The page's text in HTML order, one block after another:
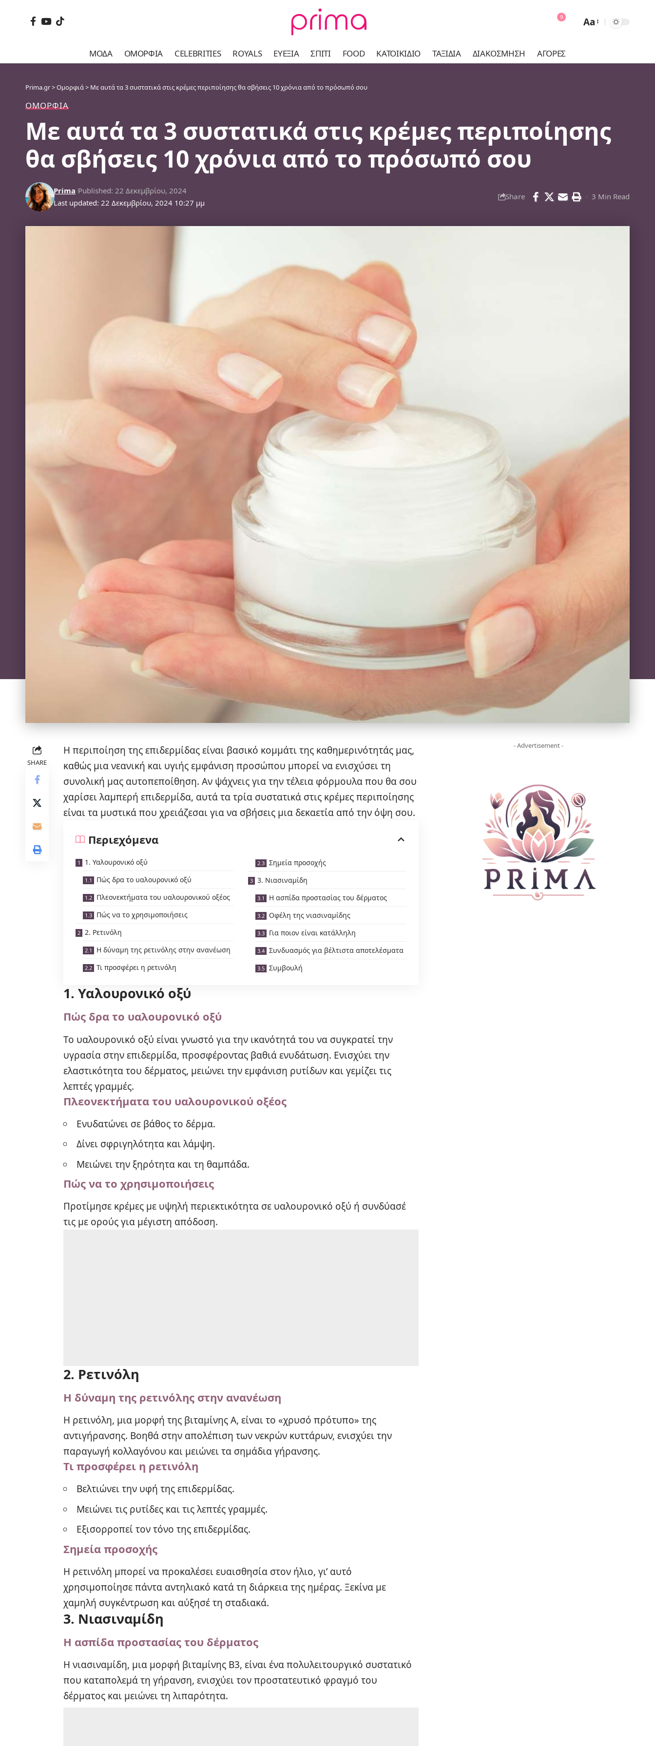
9
Font
Aa
ΜΌΔΑ ΟΜΟΡΦΙΆ CELEBRITIES ROYALS ΕΥΕΞΊΑ ΣΠΊΤΙ FOOD ΚΑΤΟΙΚΊΔΙΟ ΤΑΞΊΔΙΑ ΔΙΑΚΌΣΜΗΣΗ ΑΓΟΡΈΣ
Prima.gr>Ομορφιά> Με αυτά τα 3 συστατικά στις κρέμες περιποίησης θα σβήσεις 10 χρόνια από το πρόσωπό σου
ΟΜΟΡΦΙΆ
Με αυτά τα 3 συστατικά στις κρέμες περιποίησης
θα σβήσεις 10 χρόνια από το πρόσωπό σου
Last updated: 22 Δεκεμβρίου, 2024 10:27 μμ
Prima Published: 22 Δεκεμβρίου, 2024
Share 3 Min Read
SHARE
Η περιποίηση της επιδερμίδας είναι βασικό κομμάτι της καθημερινότητάς μας,
καθώς μια νεανική και υγιής εμφάνιση προσώπου μπορεί να ενισχύσει τη
συνολική μας αυτοπεποίθηση. Αν ψάχνεις για την τέλεια φόρμουλα που θα σου
χαρίσει λαμπερή επιδερμίδα, αυτά τα τρία συστατικά στις κρέμες περιποίησης
είναι τα μυστικά που χρειάζεσαι για να σβήσεις μια δεκαετία από την όψη σου.
Περιεχόμενα
1. Υαλουρονικό οξύ
Πώς δρα το υαλουρονικό οξύ
Πλεονεκτήματα του υαλουρονικού οξέος
Πώς να το χρησιμοποιήσεις
2. Ρετινόλη
Η δύναμη της ρετινόλης στην ανανέωση
Τι προσφέρει η ρετινόλη
Σημεία προσοχής
3. Νιασιναμίδη
Η ασπίδα προστασίας του δέρματος
Οφέλη της νιασιναμίδης
Για ποιον είναι κατάλληλη
Συνδυασμός για βέλτιστα αποτελέσματα
Συμβουλή
1. Υαλουρονικό οξύ
Πώς δρα το υαλουρονικό οξύ
Το υαλουρονικό οξύ είναι γνωστό για την ικανότητά του να συγκρατεί την
υγρασία στην επιδερμίδα, προσφέροντας βαθιά ενυδάτωση. Ενισχύει την
ελαστικότητα του δέρματος, μειώνει την εμφάνιση ρυτίδων και γεμίζει τις
λεπτές γραμμές.
Πλεονεκτήματα του υαλουρονικού οξέος
Ενυδατώνει σε βάθος το δέρμα.
Δίνει σφριγηλότητα και λάμψη.
Μειώνει την ξηρότητα και τη θαμπάδα.
Πώς να το χρησιμοποιήσεις
Προτίμησε κρέμες με υψηλή περιεκτικότητα σε υαλουρονικό οξύ ή συνδύασέ
τις με ορούς για μέγιστη απόδοση.
2. Ρετινόλη
Η δύναμη της ρετινόλης στην ανανέωση
Η ρετινόλη, μια μορφή της βιταμίνης Α, είναι το «χρυσό πρότυπο» της
αντιγήρανσης. Βοηθά στην απολέπιση των νεκρών κυττάρων, ενισχύει την
παραγωγή κολλαγόνου και μειώνει τα σημάδια γήρανσης.
Τι προσφέρει η ρετινόλη
Βελτιώνει την υφή της επιδερμίδας.
Μειώνει τις ρυτίδες και τις λεπτές γραμμές.
Εξισορροπεί τον τόνο της επιδερμίδας.
Σημεία προσοχής
Η ρετινόλη μπορεί να προκαλέσει ευαισθησία στον ήλιο, γι’ αυτό
χρησιμοποίησε πάντα αντηλιακό κατά τη διάρκεια της ημέρας. Ξεκίνα με
χαμηλή συγκέντρωση και αύξησέ τη σταδιακά.
3. Νιασιναμίδη
Η ασπίδα προστασίας του δέρματος
Η νιασιναμίδη, μια μορφή βιταμίνης Β3, είναι ένα πολυλειτουργικό συστατικό
που καταπολεμά τη γήρανση, ενισχύει τον προστατευτικό φραγμό του
δέρματος και μειώνει τη λιπαρότητα.
- Advertisement -